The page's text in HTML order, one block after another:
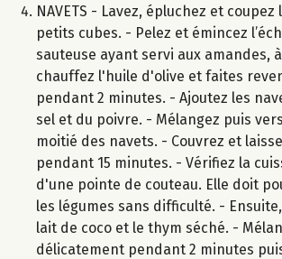
NAVETS - Lavez, épluchez et
petits cubes. - Pelez et émincez
sauteuse ayant servi aux amandes,
chauffez l'huile d'olive et faites
pendant 2 minutes. - Ajoutez les
sel et du poivre. - Mélangez puis
moitié des navets. - Couvrez et
pendant 15 minutes. - Vérifiez la
d'une pointe de couteau. Elle doit
les légumes sans difficulté. -
lait de coco et le thym séché. -
délicatement pendant 2 minutes